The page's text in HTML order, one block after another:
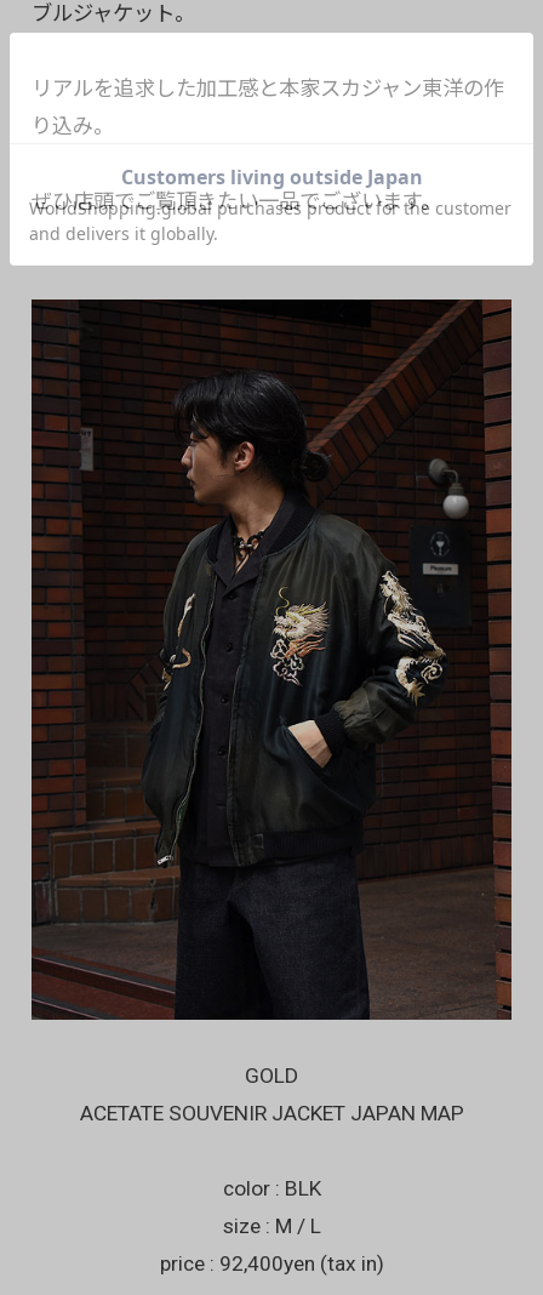
ブルジャケット。
リアルを追求した加工感と本家スカジャン東洋の作
り込み。
ぜひ店頭でご覧頂きたい一品でございます。
GOLD
ACETATE SOUVENIR JACKET JAPAN MAP
color : BLK
size : M / L
price : 92,400yen (tax in)